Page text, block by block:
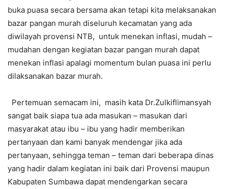
buka puasa secara bersama akan tetapi kita melaksanakan
bazar pangan murah diseluruh kecamatan yang ada
diwilayah provensi NTB, untuk menekan inflasi, mudah –
mudahan dengan kegiatan bazar pangan murah dapat
menekan inflasi apalagi momentum bulan puasa ini perlu
dilaksanakan bazar murah.
Pertemuan semacam ini, masih kata Dr.Zulkiflimansyah
sangat baik siapa tua ada masukan – masukan dari
masyarakat atau ibu – ibu yang hadir memberikan
pertanyaan dan kami banyak mendengar jika ada
pertanyaan, sehingga teman – teman dari beberapa dinas
yang hadir dalam kegiatan ini baik dari Provensi maupun
Kabupaten Sumbawa dapat mendengarkan secara